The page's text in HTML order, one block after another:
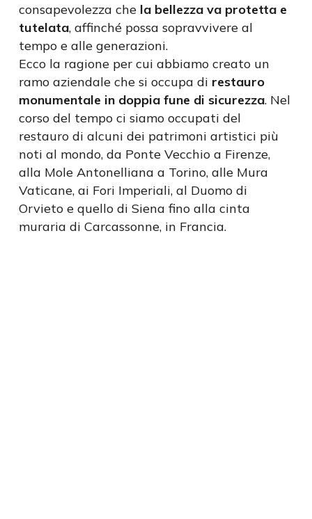
consapevolezza che la bellezza va protetta e
tutelata, affinché possa sopravvivere al
tempo e alle generazioni.
Ecco la ragione per cui abbiamo creato un
ramo aziendale che si occupa di restauro
monumentale in doppia fune di sicurezza. Nel
corso del tempo ci siamo occupati del
restauro di alcuni dei patrimoni artistici più
noti al mondo, da Ponte Vecchio a Firenze,
alla Mole Antonelliana a Torino, alle Mura
Vaticane, ai Fori Imperiali, al Duomo di
Orvieto e quello di Siena fino alla cinta
muraria di Carcassonne, in Francia.